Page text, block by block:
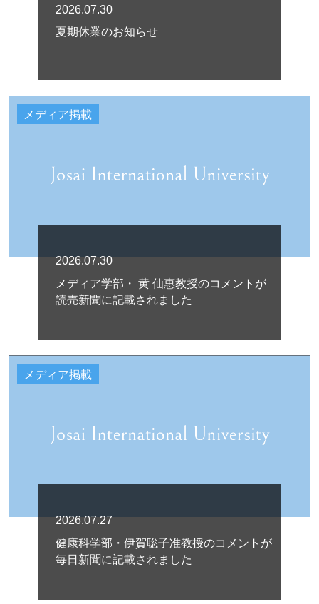
2026.07.30
夏期休業のお知らせ
メディア掲載
2026.07.30
メディア学部・ 黄 仙惠教授のコメントが
読売新聞に記載されました
メディア掲載
2026.07.27
健康科学部・伊賀聡子准教授のコメントが
毎日新聞に記載されました